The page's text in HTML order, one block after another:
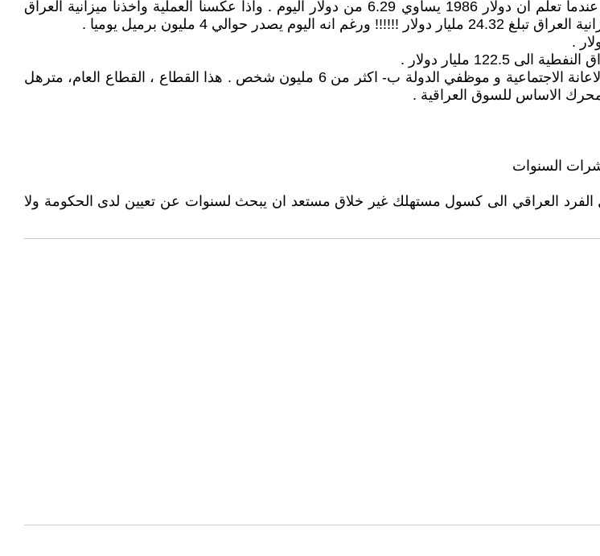
وقبل ان اعطيك مجموع الارقام عن واردات مبيعات النفط اود ان اجعلك تدهش عندما تعلم ان دولار 1986 يساوي 6.29 من دولار اليوم . واذا عكسنا العملية واخذنا ميزانية العراق
المجتمع العراقي مجتمع استهلاكي غير منتج اطلاقا. ويقدر عدد المتقاعدين وذوي الاعانة الاجتماعية و موظفي الدولة ب- اكثر من 6 مليون شخص . هذا القطاع ، القطاع العام، مترهل
الاساس للسوق العراقية .
العراقي الى كسول مستهلك غير خلاق مستعد ان يبحث لسنوات عن تعيين لدى الحكومة ولا